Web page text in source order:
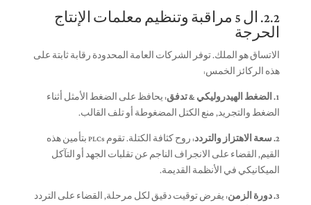
2.2. ال 5 مراقبة وتنظيم معلمات الإنتاج
الحرجة
الاتساق هو الملك. توفر الشركات العامة المحدودة رقابة ثابتة على
هذه الركائز الخمس:
1. الضغط الهيدروليكي & تدفق:
يحافظ على الضغط الأمثل أثناء
الضغط والتجريد, منع الكتل المضغوطة أو تلف القالب.
2. سعة الاهتزاز والتردد:
روح كثافة الكتلة. تقوم PLCs بتأمين هذه
القيم, القضاء على الانجراف الناجم عن تقلبات الجهد أو التآكل
الميكانيكي في الأنظمة القديمة.
3. دورة الزمن:
يفرض توقيت دقيق لكل مرحلة, القضاء على التردد